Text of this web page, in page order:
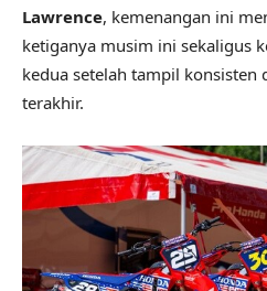
Lawrence, kemenangan ini
ketiganya musim ini sekaligus
kedua setelah tampil konsisten
terakhir.